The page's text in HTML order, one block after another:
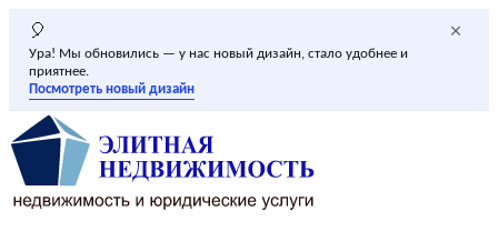
🎈
Ура! Мы обновились — у нас новый дизайн, стало удобнее и
приятнее.
Посмотреть новый дизайн
×